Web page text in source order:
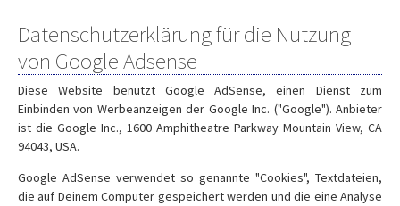
Datenschutzerklärung für die Nutzung
von Google Adsense
Diese Website benutzt Google AdSense, einen Dienst zum
Einbinden von Werbeanzeigen der Google Inc. ("Google"). Anbieter
ist die Google Inc., 1600 Amphitheatre Parkway Mountain View, CA
94043, USA.
Google AdSense verwendet so genannte "Cookies", Textdateien,
die auf Deinem Computer gespeichert werden und die eine Analyse